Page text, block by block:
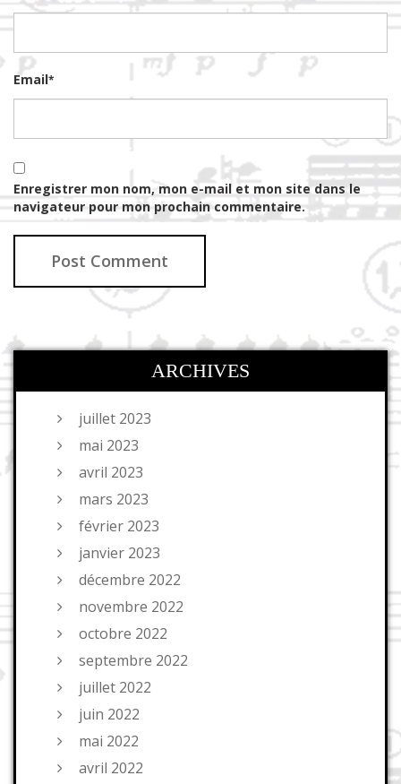
Email*
Enregistrer mon nom, mon e-mail et mon site dans le
navigateur pour mon prochain commentaire.
ARCHIVES
juillet 2023
mai 2023
avril 2023
mars 2023
février 2023
janvier 2023
décembre 2022
novembre 2022
octobre 2022
septembre 2022
juillet 2022
juin 2022
mai 2022
avril 2022